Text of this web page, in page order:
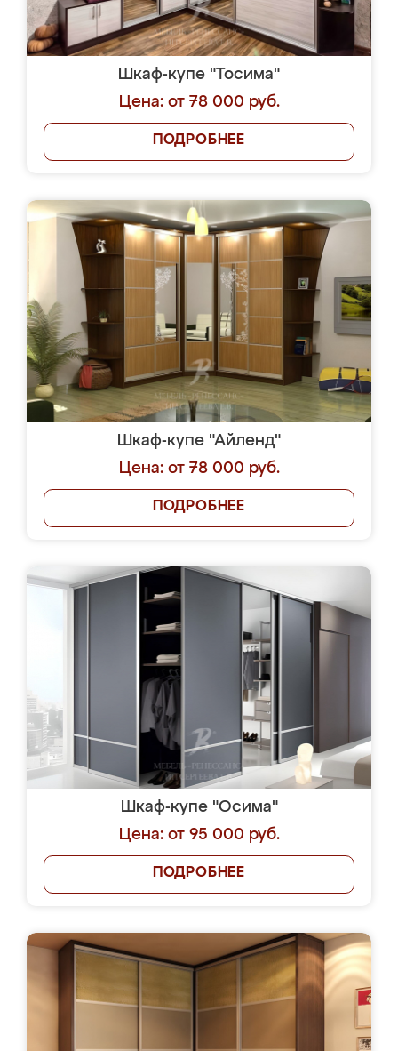
Шкаф-купе "Тосима"
Цена: от 78 000 руб.
ПОДРОБНЕЕ
Шкаф-купе "Айленд"
Цена: от 78 000 руб.
ПОДРОБНЕЕ
Шкаф-купе "Осима"
Цена: от 95 000 руб.
ПОДРОБНЕЕ